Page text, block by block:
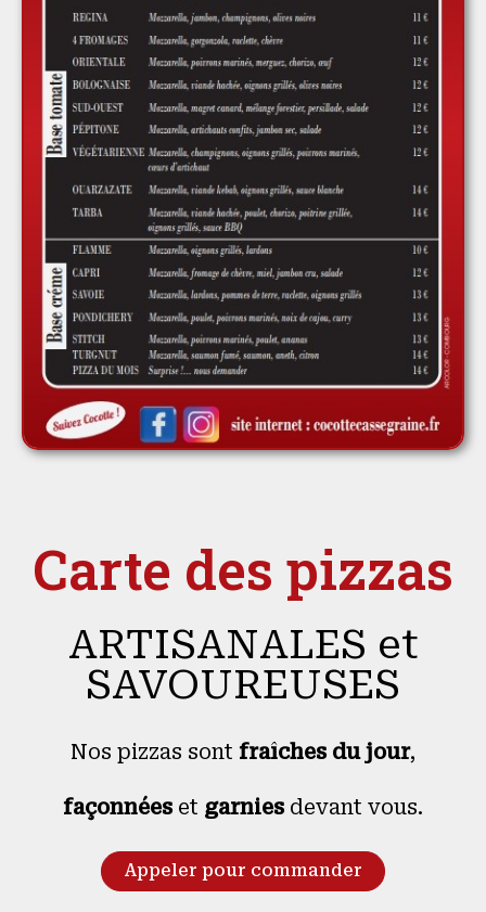
Carte des pizzas
ARTISANALES et
SAVOUREUSES
Nos pizzas sont fraîches du jour,
façonnées et garnies devant vous.
Appeler pour commander